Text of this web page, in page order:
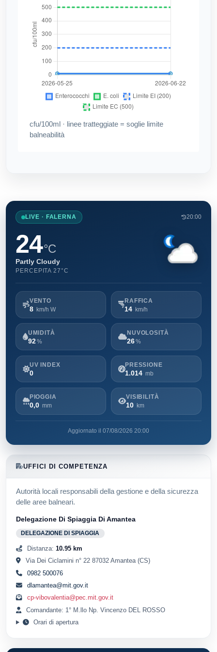
cfu/100ml · linee tratteggiate = soglie limite
balneabilità
LIVE · FALERNA 20:00
24°C
Partly Cloudy
PERCEPITA 27°C
VENTO
8 km/h W
RAFFICA
14 km/h
UMIDITÀ
92 %
NUVOLOSITÀ
26%
UV INDEX
0
PRESSIONE
1.014 mb
PIOGGIA
0,0 mm
VISIBILITÀ
10 km
Aggiornato il 07/08/2026 20:00
UFFICI DI COMPETENZA
Autorità locali responsabili della gestione e della sicurezza
delle aree balneari.
Delegazione Di Spiaggia Di Amantea
DELEGAZIONE DI SPIAGGIA
Distanza: 10.95 km
Via Dei Ciclamini n° 22 87032 Amantea (CS)
0982 500076
dlamantea@mit.gov.it
cp-vibovalentia@pec.mit.gov.it
Comandante: 1° M.llo Np. Vincenzo DEL ROSSO
Orari di apertura